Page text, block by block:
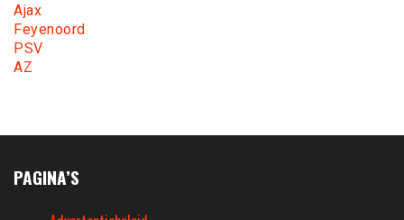
Ajax
Feyenoord
PSV
AZ
PAGINA’S